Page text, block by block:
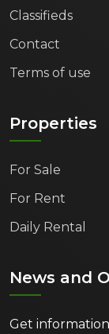
Classifieds
Contact
Terms of use
Properties
For Sale
For Rent
Daily Rental
News and
Get